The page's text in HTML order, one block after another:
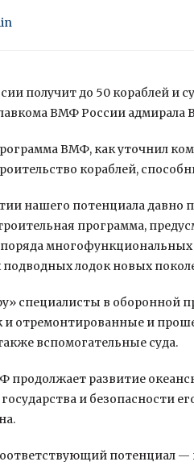
получит до 50 кораблей и
ВМФ России адмирала
ВМФ, как уточнил
кораблей,
нашего потенциала давно
программа,
многофункциональных
лодок новых
специалисты в
и отремонтированные и
вспомогательные суда.
продолжает развитие
и безопасности
потенциал